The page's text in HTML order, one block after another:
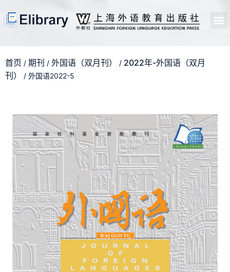
首页 / 期刊 / 外国语（双月刊） / 2022年-外国语（双月
刊）
/ 外国语2022-5